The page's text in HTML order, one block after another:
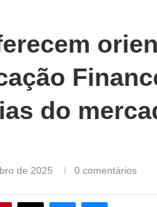
do
de 2025 0 comentários